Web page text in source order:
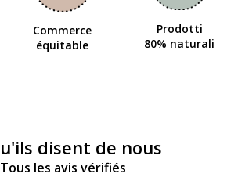
Commerce
équitable
Prodotti
80% naturali
disent de nous
Tous les avis vérifiés